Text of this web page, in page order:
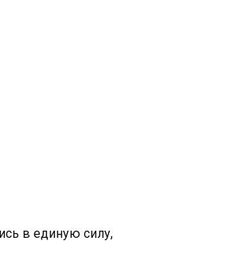
в единую силу,